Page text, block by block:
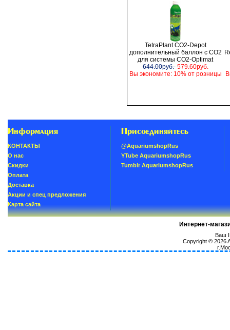
TetraPlant CO2-Depot
дополнительный баллон с СО2
для системы CO2-Optimat
644.00руб. 579.60руб.
Вы экономите: 10% от розницы
Информация
КОНТАКТЫ
О нас
Скидки
Oплатa
Доставка
Акции и спец предложения
Карта сайта
Присоединяйтесь
@AquariumshopRus
YTube AquariumshopRus
Tumblr AquariumshopRus
Интернет-
Ваш
Copyright © 2026